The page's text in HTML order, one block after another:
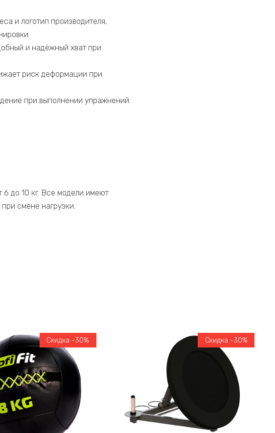
и логотип производителя,
и надёжный хват при
риск деформации при
при выполнении упражнений.
6 до 10 кг. Все модели имеют
смене нагрузки.
Скидка -30% Скидка -30%